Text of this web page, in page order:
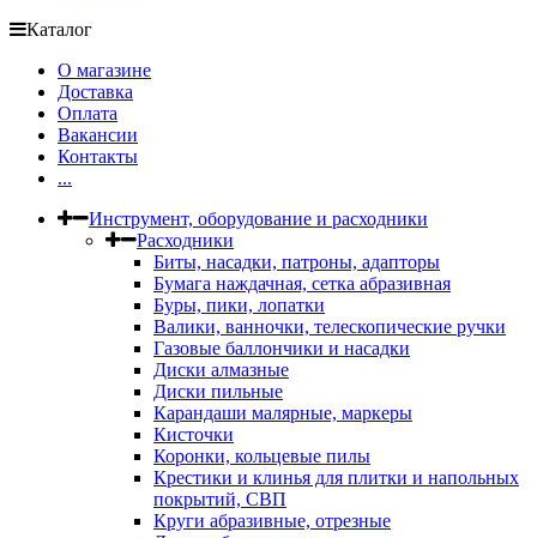
Каталог
О магазине
Доставка
Оплата
Вакансии
Контакты
...
Инструмент, оборудование и расходники
Расходники
Биты, насадки, патроны, адапторы
Бумага наждачная, сетка абразивная
Буры, пики, лопатки
Валики, ванночки, телескопические ручки
Газовые баллончики и насадки
Диски алмазные
Диски пильные
Карандаши малярные, маркеры
Кисточки
Коронки, кольцевые пилы
Крестики и клинья для плитки и напольных
покрытий, СВП
Круги абразивные, отрезные